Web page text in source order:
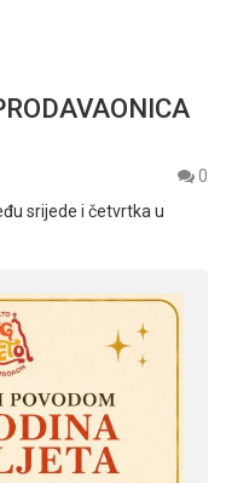
0
srijede i četvrtka u